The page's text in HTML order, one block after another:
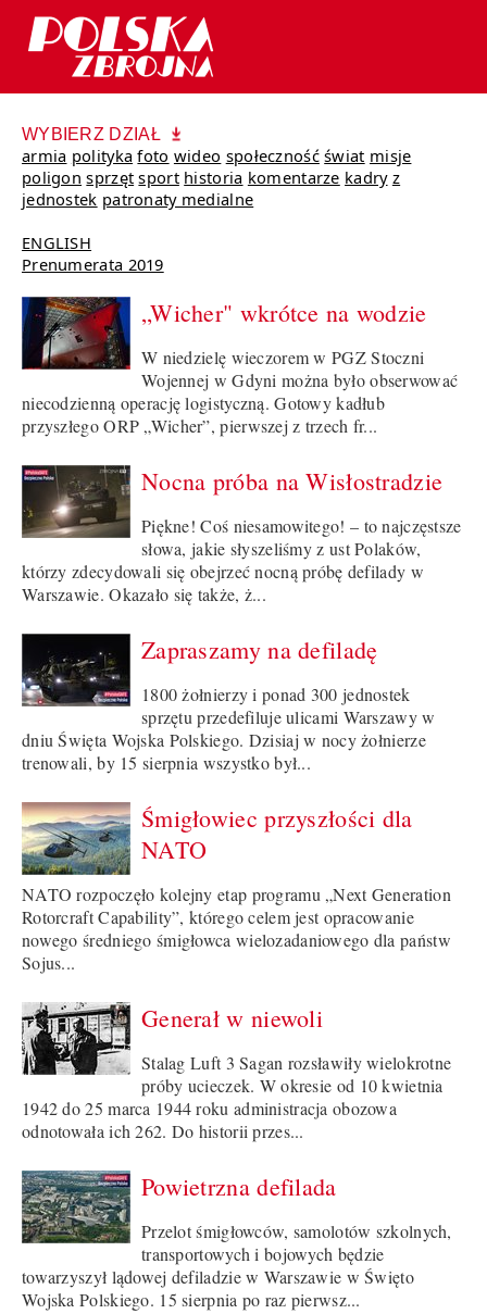
WYBIERZ DZIAŁ
armia polityka foto wideo społeczność świat misje
poligon sprzęt sport historia komentarze kadry z
jednostek patronaty medialne
ENGLISH
Prenumerata 2019
„Wicher" wkrótce na wodzie
W niedzielę wieczorem w PGZ Stoczni
Wojennej w Gdyni można było obserwować
niecodzienną operację logistyczną. Gotowy kadłub
przyszłego ORP „Wicher”, pierwszej z trzech fr...
Nocna próba na Wisłostradzie
Piękne! Coś niesamowitego! – to najczęstsze
słowa, jakie słyszeliśmy z ust Polaków,
którzy zdecydowali się obejrzeć nocną próbę defilady w
Warszawie. Okazało się także, ż...
Zapraszamy na defiladę
1800 żołnierzy i ponad 300 jednostek
sprzętu przedefiluje ulicami Warszawy w
dniu Święta Wojska Polskiego. Dzisiaj w nocy żołnierze
trenowali, by 15 sierpnia wszystko był...
Śmigłowiec przyszłości dla
NATO
NATO rozpoczęło kolejny etap programu „Next Generation
Rotorcraft Capability”, którego celem jest opracowanie
nowego średniego śmigłowca wielozadaniowego dla państw
Sojus...
Generał w niewoli
Stalag Luft 3 Sagan rozsławiły wielokrotne
próby ucieczek. W okresie od 10 kwietnia
1942 do 25 marca 1944 roku administracja obozowa
odnotowała ich 262. Do historii przes...
Powietrzna defilada
Przelot śmigłowców, samolotów szkolnych,
transportowych i bojowych będzie
towarzyszył lądowej defiladzie w Warszawie w Święto
Wojska Polskiego. 15 sierpnia po raz pierwsz...